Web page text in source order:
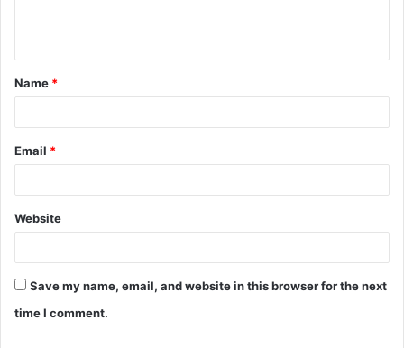
t
*
Name *
Email *
Website
Save my name, email, and website in this browser for the next
time I comment.